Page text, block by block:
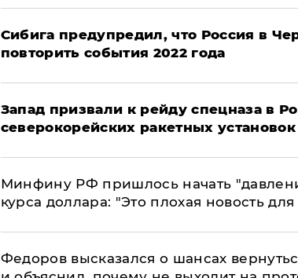
Сибига предупредил, что Россия в
повторить события 2022 года
Запад призвали к рейду спецназа в
северокорейских ракетных установок
Минфину РФ пришлось начать
курса доллара: "Это плохая новость
Федоров высказался о шансах